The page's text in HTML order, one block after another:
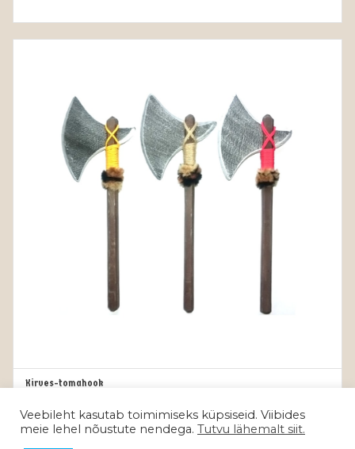
Kirves-tomahook
Maksa kolmes võrdses osas 3 x 4.33€
Veebileht kasutab toimimiseks küpsiseid. Viibides
meie lehel nõustute nendega. Tutvu lähemalt siit.